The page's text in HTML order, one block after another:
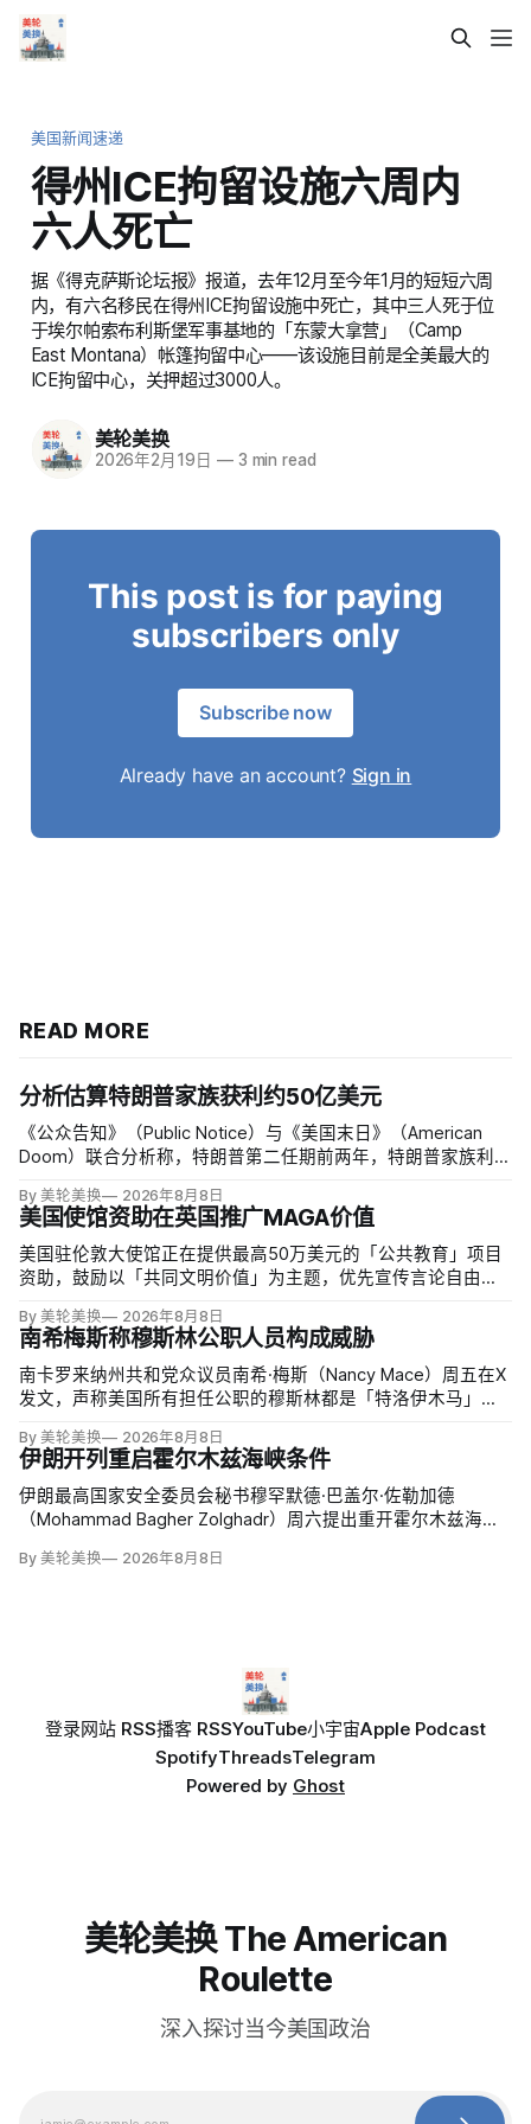
美国新闻速递
得州ICE拘留设施六周内
六人死亡
据《得克萨斯论坛报》报道，去年12月至今年1月的短短六周
内，有六名移民在得州ICE拘留设施中死亡，其中三人死于位
于埃尔帕索布利斯堡军事基地的「东蒙大拿营」（Camp
East Montana）帐篷拘留中心——该设施目前是全美最大的
ICE拘留中心，关押超过3000人。
美轮美换
2026年2月19日 —3 min read
This post is for paying
subscribers only
Subscribe now
Already have an account? Sign in
READ MORE
分析估算特朗普家族获利约50亿美元
《公众告知》（Public Notice）与《美国末日》（American
Doom）联合分析称，特朗普第二任期前两年，特朗普家族利润
22.5亿美元、外国授权业务2025年收入6100万美元；
By 美轮美换 2026年8月8日
美国使馆资助在英国推广MAGA价值
美国驻伦敦大使馆正在提供最高50万美元的「公共教育」项目
资助，鼓励以「共同文明价值」为主题，优先宣传言论自由、
念。英国自由民主党议员丽莎·斯玛特（Lisa Smart）指责特朗
普政府用「MAGA资金」干预英国民主；
By 美轮美换 2026年8月8日
南希梅斯称穆斯林公职人员构成威胁
南卡罗来纳州共和党众议员南希·梅斯（Nancy Mace）周五在X
发文，声称美国所有担任公职的穆斯林都是「特洛伊木马」，
默」。截至浏览器核验时，这条帖子获得约440万次浏览、6.2
万次点赞、1万次转发和7800条回复。
By 美轮美换 2026年8月8日
伊朗开列重启霍尔木兹海峡条件
伊朗最高国家安全委员会秘书穆罕默德·巴盖尔·佐勒加德
（Mohammad Bagher Zolghadr）周六提出重开霍尔木兹海峡
支付战争赔偿、释放被冻结资产，并停止攻击伊朗地区盟友及
By 美轮美换 2026年8月8日
登录网站 RSS播客 RSSYouTube小宇宙Apple Podcast
SpotifyThreadsTelegram
Powered by Ghost
美轮美换 The American
Roulette
深入探讨当今美国政治